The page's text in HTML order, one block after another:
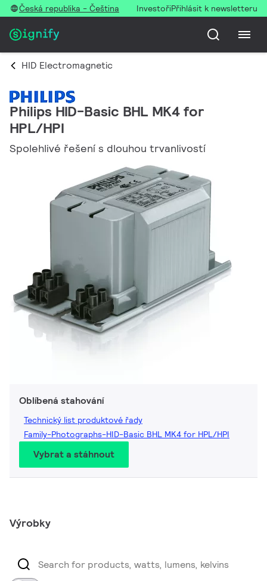
Česká republika - Čeština InvestořiPřihlásit k newsletteru
HID Electromagnetic
Philips HID-Basic BHL MK4 for
HPL/HPI
Spolehlivé řešení s dlouhou trvanlivostí
Oblíbená stahování
Technický list produktové řady
Family-Photographs-HID-Basic BHL MK4 for HPL/HPI
Vybrat a stáhnout
Výrobky